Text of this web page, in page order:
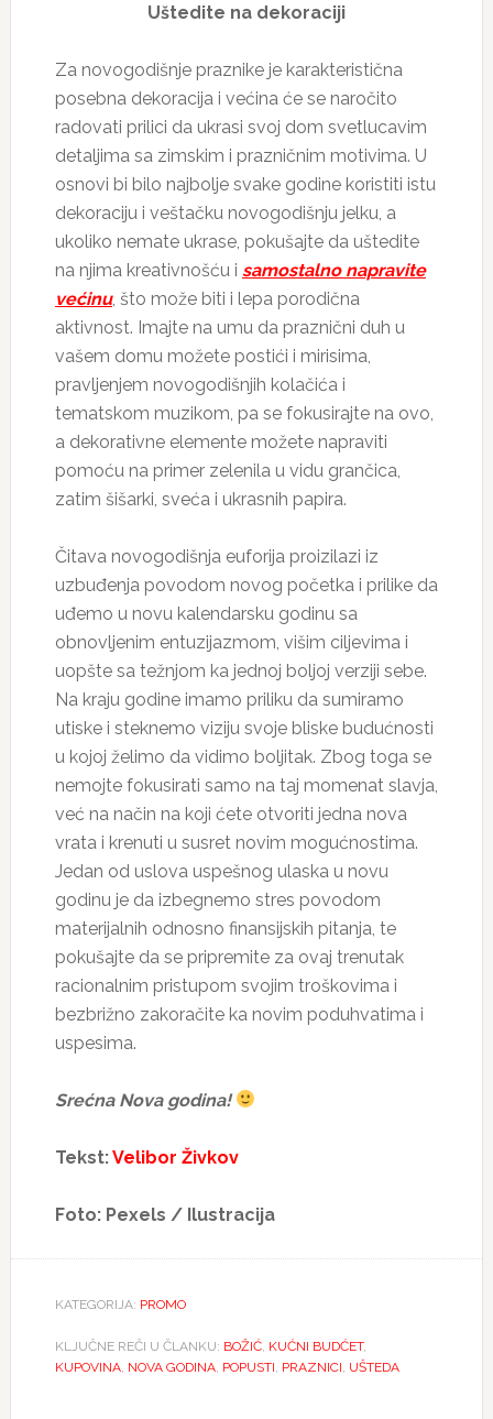
Uštedite na dekoraciji
Za novogodišnje praznike je karakteristična
posebna dekoracija i većina će se naročito
radovati prilici da ukrasi svoj dom svetlucavim
detaljima sa zimskim i prazničnim motivima. U
osnovi bi bilo najbolje svake godine koristiti istu
dekoraciju i veštačku novogodišnju jelku, a
ukoliko nemate ukrase, pokušajte da uštedite
na njima kreativnošću i samostalno napravite
većinu, što može biti i lepa porodična
aktivnost. Imajte na umu da praznični duh u
vašem domu možete postići i mirisima,
pravljenjem novogodišnjih kolačića i
tematskom muzikom, pa se fokusirajte na ovo,
a dekorativne elemente možete napraviti
pomoću na primer zelenila u vidu grančica,
zatim šišarki, sveća i ukrasnih papira.
Čitava novogodišnja euforija proizilazi iz
uzbuđenja povodom novog početka i prilike da
uđemo u novu kalendarsku godinu sa
obnovljenim entuzijazmom, višim ciljevima i
uopšte sa težnjom ka jednoj boljoj verziji sebe.
Na kraju godine imamo priliku da sumiramo
utiske i steknemo viziju svoje bliske budućnosti
u kojoj želimo da vidimo boljitak. Zbog toga se
nemojte fokusirati samo na taj momenat slavja,
već na način na koji ćete otvoriti jedna nova
vrata i krenuti u susret novim mogućnostima.
Jedan od uslova uspešnog ulaska u novu
godinu je da izbegnemo stres povodom
materijalnih odnosno finansijskih pitanja, te
pokušajte da se pripremite za ovaj trenutak
racionalnim pristupom svojim troškovima i
bezbrižno zakoračite ka novim poduhvatima i
uspesima.
Srećna Nova godina!
Tekst:Velibor Živkov
Foto: Pexels / Ilustracija
KATEGORIJA: PROMO
KLJUČNE REČI U ČLANKU: BOŽIĆ, KUĆNI BUDĆET,
KUPOVINA, NOVA GODINA, POPUSTI PRAZNICI UŠTEDA